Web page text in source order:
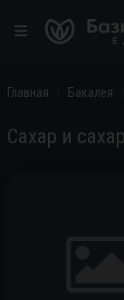
Главная Бакалея
Сахар и